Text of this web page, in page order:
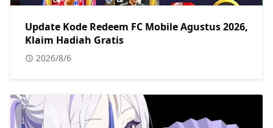
Update Kode Redeem FC Mobile Agustus 2026,
Klaim Hadiah Gratis
2026/8/6